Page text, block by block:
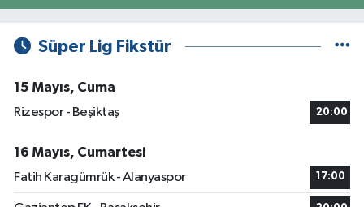
Süper Lig Fikstür
15 Mayıs, Cuma
Rizespor - Beşiktaş
20:00
16 Mayıs, Cumartesi
Fatih Karagümrük - Alanyaspor
17:00